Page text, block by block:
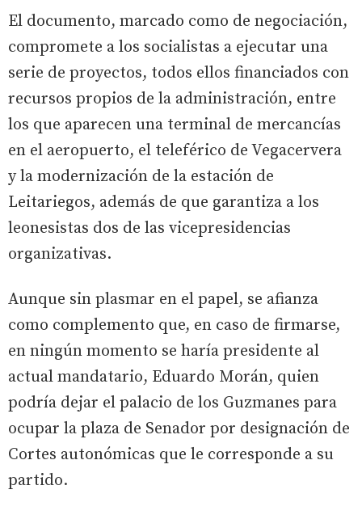
El documento, marcado como de negociación,
compromete a los socialistas a ejecutar una
serie de proyectos, todos ellos financiados con
recursos propios de la administración, entre
los que aparecen una terminal de mercancías
en el aeropuerto, el teleférico de Vegacervera
y la modernización de la estación de
Leitariegos, además de que garantiza a los
leonesistas dos de las vicepresidencias
organizativas.
Aunque sin plasmar en el papel, se afianza
como complemento que, en caso de firmarse,
en ningún momento se haría presidente al
actual mandatario, Eduardo Morán, quien
podría dejar el palacio de los Guzmanes para
ocupar la plaza de Senador por designación de
Cortes autonómicas que le corresponde a su
partido.